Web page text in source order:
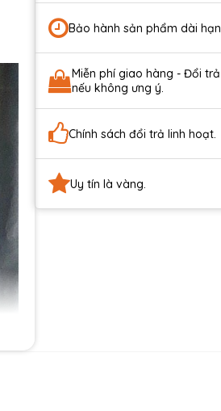
Bảo hành sản phẩm dài hạn
Miễn phí giao hàng - Đổi
nếu không ưng ý.
Chính sách đổi trả linh hoạt.
Uy tín là vàng.